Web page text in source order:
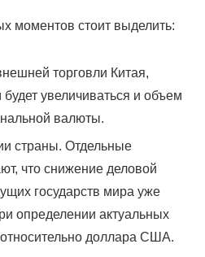
моментов стоит выделить:
торговли Китая,
увеличиваться и объем
валюты.
страны. Отдельные
что снижение деловой
государств мира уже
определении актуальных
доллара США.